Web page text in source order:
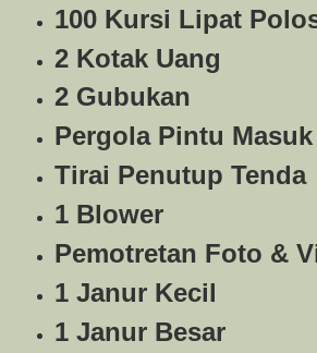
100 Kursi Lipat
2 Kotak Uang
2 Gubukan
Pergola Pintu Masuk
Tirai Penutup Tenda
1 Blower
Pemotretan Foto &
1 Janur Kecil
1 Janur Besar